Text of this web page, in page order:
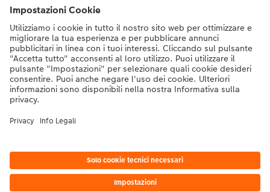
La Migros
Se hai domande sui prodotti o sull'ordine, non esitare a contattarci dal
lunedì alla domenica dalle 9:00 alle 20:00 (esclusi i giorni festivi) al
numero di telefono043 5500 292 dal lunedì alla domenica, dalle 9:00 alle
20:00 (festività escluse)
* I prezzi si intendono IVA inclusa, escl. spese di spedizione come da
| Privacy